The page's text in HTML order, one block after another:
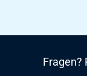
Stück pro KG
Fragen?